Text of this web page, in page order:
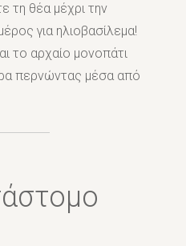
τη θέα μέχρι την
για ηλιοβασίλεμα!
το αρχαίο μονοπάτι
περνώντας μέσα από